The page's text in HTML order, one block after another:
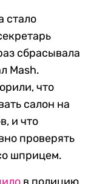
стало
сбрасывала
Mash.
что
салон на
и что
проверять
шприцем.